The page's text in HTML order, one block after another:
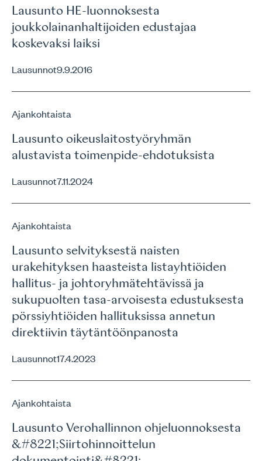
Lausunto HE-luonnoksesta
joukkolainanhaltijoiden edustajaa
koskevaksi laiksi
Lausunnot9.9.2016
Ajankohtaista
Lausunto oikeuslaitostyöryhmän
alustavista toimenpide-ehdotuksista
Lausunnot7.11.2024
Ajankohtaista
Lausunto selvityksestä naisten
urakehityksen haasteista listayhtiöiden
hallitus- ja johtoryhmätehtävissä ja
sukupuolten tasa-arvoisesta edustuksesta
pörssiyhtiöiden hallituksissa annetun
direktiivin täytäntöönpanosta
Lausunnot17.4.2023
Ajankohtaista
Lausunto Verohallinnon ohjeluonnoksesta
&#8221;Siirtohinnoittelun